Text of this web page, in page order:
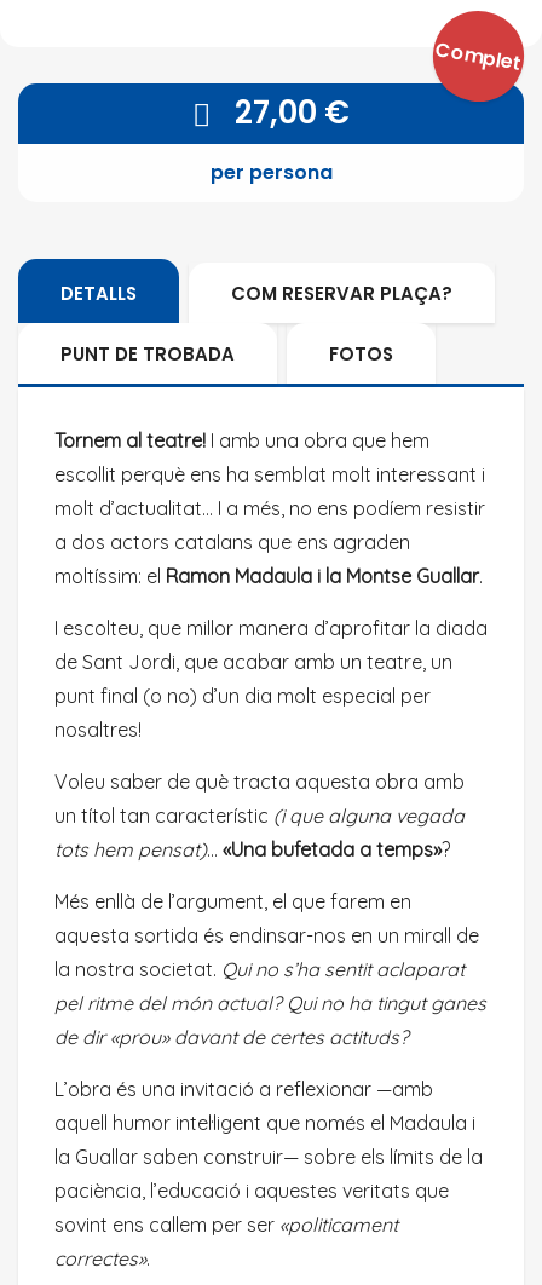
27,00 €
per persona
Complet
DETALLS COM RESERVAR PLAÇA?
PUNT DE TROBADA FOTOS
Tornem al teatre! I amb una obra que hem
escollit perquè ens ha semblat molt interessant i
molt d’actualitat… I a més, no ens podíem resistir
a dos actors catalans que ens agraden
moltíssim: el Ramon Madaula i la Montse Guallar.
I escolteu, que millor manera d’aprofitar la diada
de Sant Jordi, que acabar amb un teatre, un
punt final (o no) d’un dia molt especial per
nosaltres!
Voleu saber de què tracta aquesta obra amb
un títol tan característic (i que alguna vegada
tots hem pensat)… «Una bufetada a temps»?
Més enllà de l’argument, el que farem en
aquesta sortida és endinsar-nos en un mirall de
la nostra societat. Qui no s’ha sentit aclaparat
pel ritme del món actual? Qui no ha tingut ganes
de dir «prou» davant de certes actituds?
L’obra és una invitació a reflexionar —amb
aquell humor intel·ligent que només el Madaula i
la Guallar saben construir— sobre els límits de la
paciència, l’educació i aquestes veritats que
sovint ens callem per ser «politicament
correctes».